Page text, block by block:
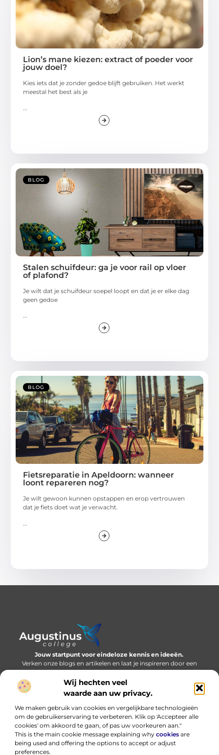
Wij hechten veel
waarde aan uw privacy.
We maken gebruik van cookies en vergelijkbare technologieën
om de gebruikerservaring te verbeteren. Klik op 'Accepteer alle
cookies' om akkoord te gaan, of pas uw voorkeuren aan."
This is the main cookie message explaining why cookies are
being used and offering the options to accept or adjust
preferences.
Lion’s mane kiezen: extract of poeder voor
jouw doel?
Kies iets dat je zonder gedoe blijft gebruiken. Het werkt
meestal het best als je
BLOG
Stalen schuifdeur: ga je voor rail op vloer
of plafond?
Je wilt dat je schuifdeur soepel loopt en dat je er elke dag
geen gedoe
...
BLOG
Fietsreparatie in Apeldoorn: wanneer
loont repareren nog?
Je wilt gewoon kunnen opstappen en erop vertrouwen
dat je fiets doet wat je verwacht.
Jouw startpunt voor eindeloze kennis en ideeën.
Verken onze blogs en artikelen en laat je inspireren door een
wereld vol inzichten.
Bericht categorie
Onze informatie